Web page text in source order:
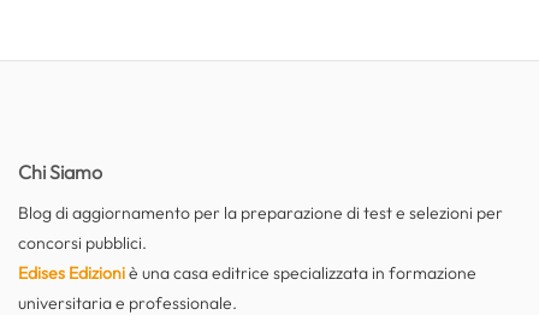
Chi Siamo
Blog di aggiornamento per la preparazione di test e selezioni per
concorsi pubblici.
Edises Edizioniè una casa editrice specializzata in formazione
universitaria e professionale.